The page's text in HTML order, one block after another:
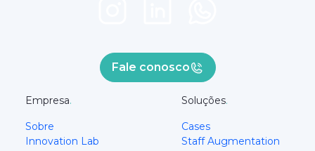
Fale conosco
Empresa.
Sobre
Innovation Lab
Soluções.
Cases
Staff Augmentation